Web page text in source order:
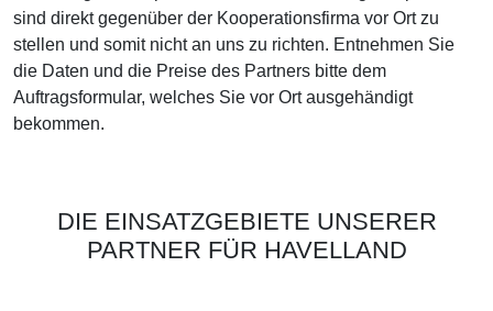
sind direkt gegenüber der Kooperationsfirma vor Ort zu
stellen und somit nicht an uns zu richten. Entnehmen Sie
die Daten und die Preise des Partners bitte dem
Auftragsformular, welches Sie vor Ort ausgehändigt
bekommen.
DIE EINSATZGEBIETE UNSERER
PARTNER FÜR HAVELLAND